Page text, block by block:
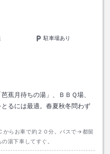
駐車場あり
蕉月待ちの湯」、ＢＢＱ場、
るには最適。春夏秋冬問わず
からお車で約２０分。バスで→都留
湯下車してすぐ。